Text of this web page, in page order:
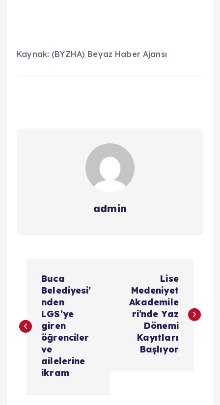
Kaynak: (BYZHA) Beyaz Haber Ajansı
admin
z
Buca
Belediyesi’
nden
LGS’ye
giren
öğrenciler
ve
ailelerine
ikram
Lise
Medeniyet
Akademile
ri’nde Yaz
Dönemi
Kayıtları
Başlıyor